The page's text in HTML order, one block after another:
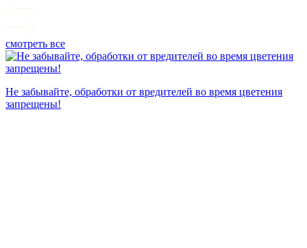
смотреть все
Не забывайте, обработки от вредителей во время цветения
запрещены!